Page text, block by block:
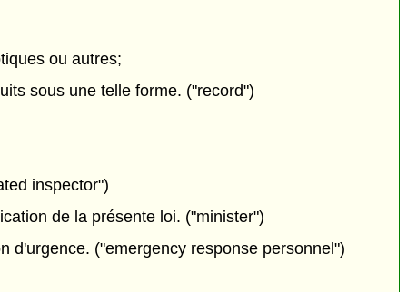
ou autres;
sous une telle forme. ("record")
inspector")
de la présente loi. ("minister")
d'urgence. ("emergency response personnel")